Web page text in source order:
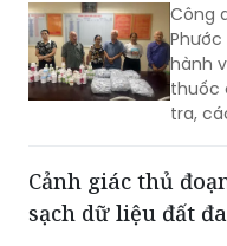
Công
hành
thuốc
tra,
gói
để
Cảnh giác thủ
sạch dữ liệu đất